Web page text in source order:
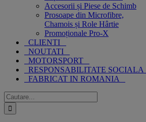
Accesorii și Piese de Schimb
Prosoape din Microfibre,
Chamois și Role Hârtie
Promoționale Pro-X
CLIENTI
NOUTATI
MOTORSPORT
RESPONSABILITATE SOCIALA
FABRICAT IN ROMANIA
Cautare...